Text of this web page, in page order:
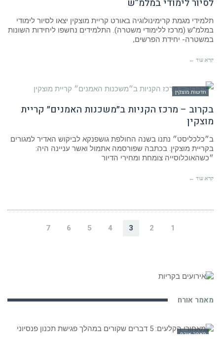
לסיור לימודי במלמ”ש
תלמידי מגמת קרימינולוגיה באורט קריית מוצקין יצאו לסיור לימודי
במלמ"ש (מרכז ללימודי משטרה). התלמידים נחשפו ליחידות השונות
במשטרה- יחידת הפרשים,
קרא עוד ←
חדשות מוצקין
בקרוב – מרכז הקניות ב״משכנות האמנים״ קריית
מוצקין
ב״כלכליסט״ נתנו בשנה החולפת גושפנקא לביקוש האדיר למגורים
בקריית מוצקין. בכתבה שפורסמה אתמול ואשר עניינה היה:
״כשהאוכלוסייה צומחת ומחירי הדיור
קרא עוד ←
1
2
3
4
5
6
7
מאמר אורח
מאמר אורח